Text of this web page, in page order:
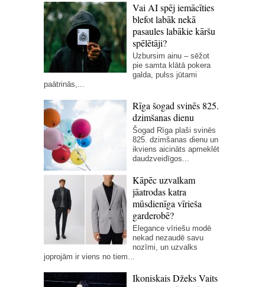
Vai AI spēj iemācīties
blefot labāk nekā
pasaules labākie kāršu
spēlētāji?
Uzbursim ainu – sēžot
pie samta klātā pokera
galda, pulss jūtami
paātrinās,...
Rīga šogad svinēs 825.
dzimšanas dienu
Šogad Rīga plaši svinēs
825. dzimšanas dienu un
ikviens aicināts apmeklēt
daudzveidīgos...
Kāpēc uzvalkam
jāatrodas katra
mūsdienīga vīrieša
garderobē?
Elegance vīriešu modē
nekad nezaudē savu
nozīmi, un uzvalks
joprojām ir viens no tiem...
Ikoniskais Džeks Vaits